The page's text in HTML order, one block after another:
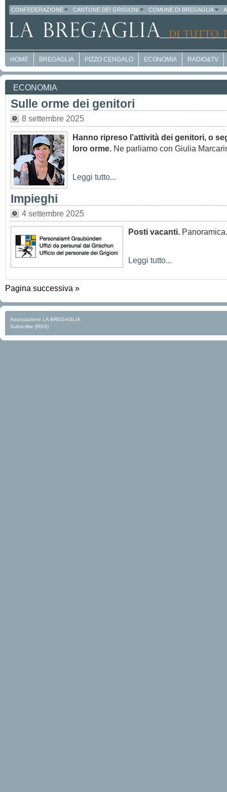
CONFEDERAZIONE CANTONE DEI GRIGIONI COMUNE DI BREGAGLIA
HOME BREGAGLIA PIZZO CENGALO ECONOMIA RADIO&TV
ECONOMIA
Sulle orme dei genitori
8 settembre 2025
Hanno ripreso l’attività dei genitori, o
loro orme. Ne parliamo con Giulia
Leggi tutto...
Impieghi
4 settembre 2025
Posti vacanti. Panoramica.
Leggi tutto...
Pagina successiva »
Associazione LA BREGAGLIA
Subscribe (RSS)